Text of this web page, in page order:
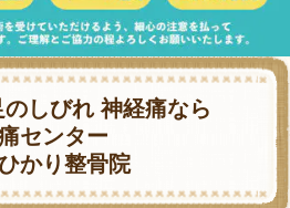
しびれ 神経痛なら
センター
かり整骨院